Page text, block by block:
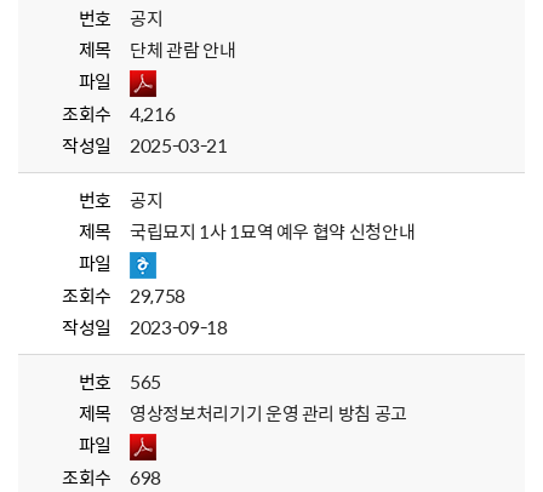
번호
공지
제목
단체 관람 안내
파일
조회수
4,216
작성일
2025-03-21
번호
공지
제목
국립묘지 1사 1묘역 예우 협약 신청안내
파일
조회수
29,758
작성일
2023-09-18
번호
565
제목
영상정보처리기기 운영 관리 방침 공고
파일
조회수
698